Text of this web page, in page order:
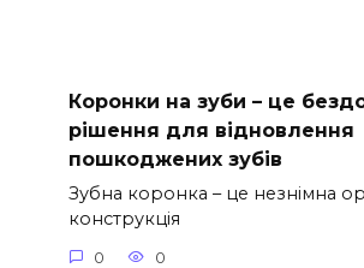
Коронки на зуби – це
рішення для відновлення
пошкоджених зубів
Зубна коронка – це незнімна
конструкція
0 0